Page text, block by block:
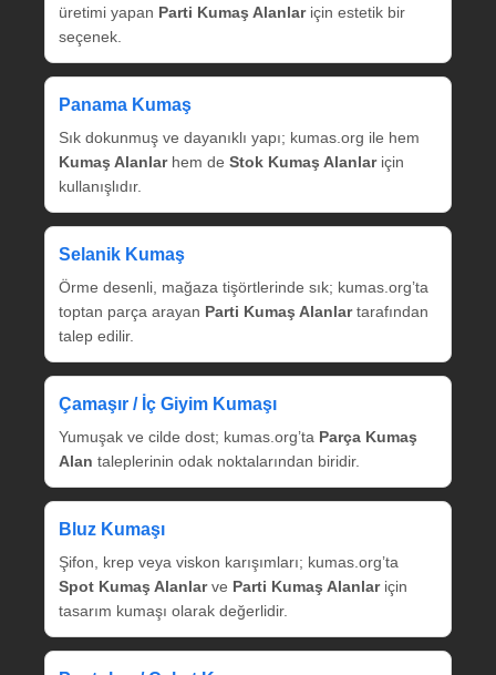
üretimi yapan Parti Kumaş Alanlariçin estetik bir
seçenek.
Panama Kumaş
Sık dokunmuş ve dayanıklı yapı; kumas.org ile hem
Kumaş Alanlarhem de Stok Kumaş Alanlariçin
kullanışlıdır.
Selanik Kumaş
Örme desenli, mağaza tişörtlerinde sık; kumas.org’ta
toptan parça arayan Parti Kumaş Alanlartarafından
talep edilir.
Çamaşır / İç Giyim Kumaşı
Yumuşak ve cilde dost; kumas.org’ta Parça Kumaş
Alan taleplerinin odak noktalarından biridir.
Bluz Kumaşı
Şifon, krep veya viskon karışımları; kumas.org’ta
Spot Kumaş Alanlarve Parti Kumaş Alanlariçin
tasarım kumaşı olarak değerlidir.